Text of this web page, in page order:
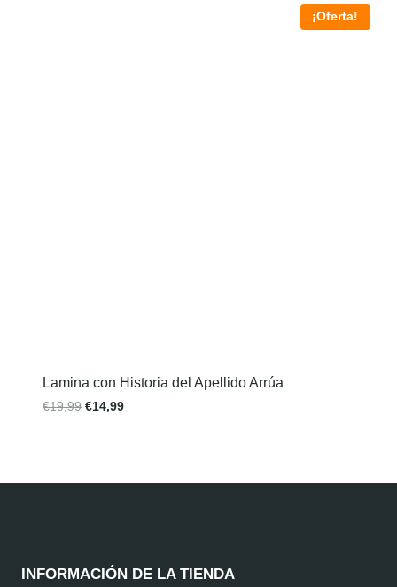
¡Oferta!
Lamina con Historia del Apellido Arrúa
€19,99 €14,99
INFORMACIÓN DE LA TIENDA